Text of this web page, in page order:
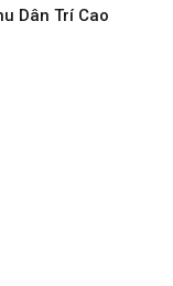
Dân Trí Cao